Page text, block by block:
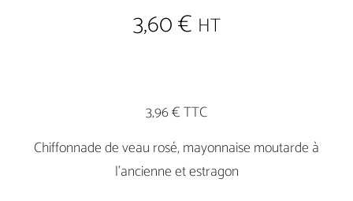
3,60€ HT
3,96 € TTC
Chiffonnade de veau rosé, mayonnaise moutarde à
l’ancienne et estragon